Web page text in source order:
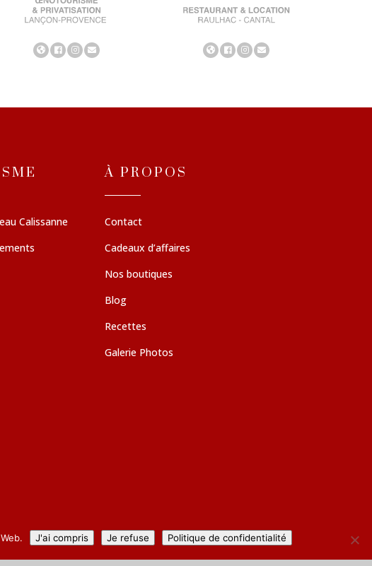
Calissanne
À PROPOS
Contact
Cadeaux d’affaires
Nos boutiques
Blog
Recettes
Galerie Photos
J'ai compris Je refuse Politique de confidentialité